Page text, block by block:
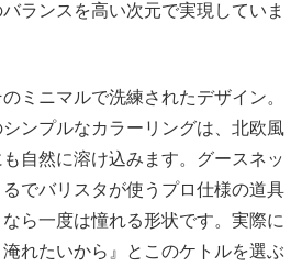
ランスを高い次元で実現していま
ミニマルで洗練されたデザイン。
ンプルなカラーリングは、北欧風
自然に溶け込みます。グースネッ
でバリスタが使うプロ仕様の道具
ら一度は憧れる形状です。実際に
淹れたいから』とこのケトルを選ぶ